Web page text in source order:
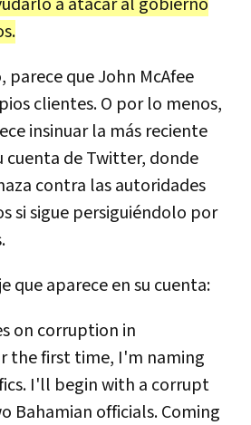
.
, parecequeJohn McAfee
clientes.O por lo menos,
insinuar la más reciente
cuenta deTwitter, donde
contra lasautoridades
sisigue persiguiéndolo por
.
queapareceensu cuenta:
on corruption in
thefirsttime, I'm naming
. I'll beginwith a corrupt
Bahamian officials.Coming